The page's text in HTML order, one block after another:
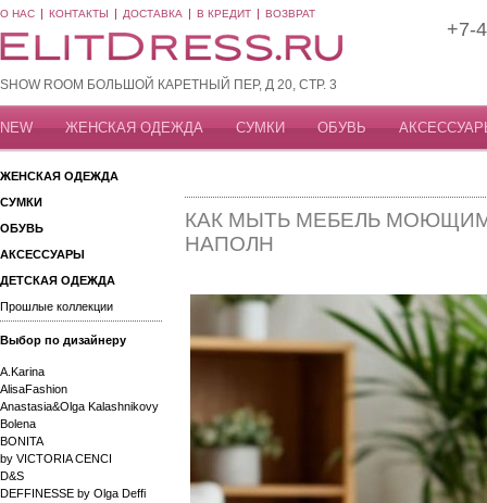
О НАС КОНТАКТЫ ДОСТАВКА В КРЕДИТ ВОЗВРАТ
SHOW ROOM БОЛЬШОЙ КАРЕТНЫЙ ПЕР, Д 20, СТР. 3
+7-
NEW ЖЕНСКАЯ ОДЕЖДА СУМКИ ОБУВЬ
ЖЕНСКАЯ ОДЕЖДА
СУМКИ
ОБУВЬ
АКСЕССУАРЫ
ДЕТСКАЯ ОДЕЖДА
Прошлые коллекции
Выбор по дизайнеру
A.Karina
AlisaFashion
Anastasia&Olga Kalashnikovy
Bolena
BONITA
by VICTORIA CENCI
D&S
DEFFINESSE by Olga Deffi
КАК МЫТЬ МЕБЕЛЬ
НАПОЛН